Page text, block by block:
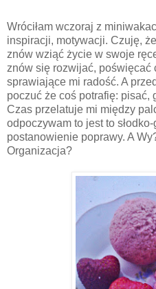
Wróciłam wczoraj z
inspiracji, motywacji. Czuję,
znów wziąć życie w swoje
znów się rozwijać, poświęcać
sprawiające mi radość. A
poczuć że coś potrafię: pisać,
Czas przelatuje mi między
odpoczywam to jest to
postanowienie poprawy. A
Organizacja?